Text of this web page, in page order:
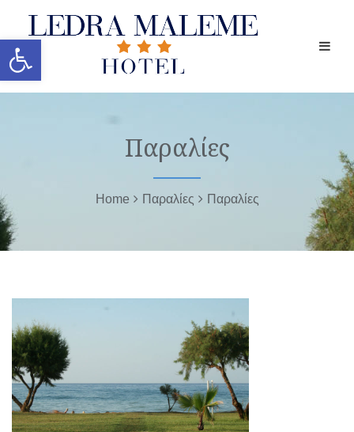
Ανοίξτε τη γραμμή εργαλείων
Παραλίες
Home Παραλίες Παραλίες